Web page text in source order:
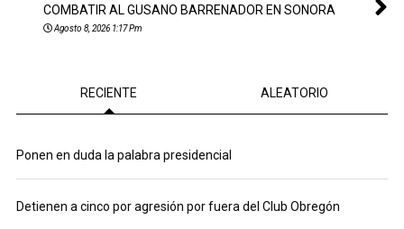
COMBATIR AL GUSANO BARRENADOR EN SONORA
Agosto 8, 2026 1:17 Pm
RECIENTE ALEATORIO
Ponen en duda la palabra presidencial
Detienen a cinco por agresión por fuera del Club Obregón